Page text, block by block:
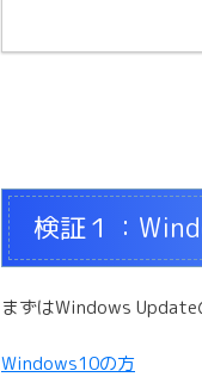
検証１：
まずはWindows Update
Windows10の方